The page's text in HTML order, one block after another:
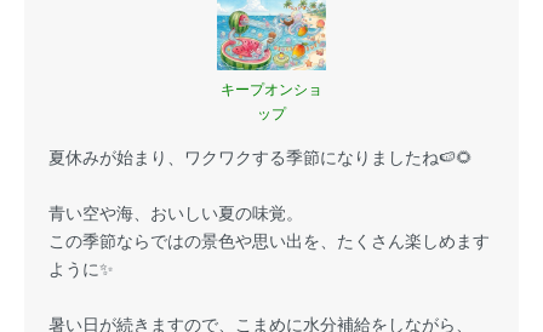
キープオンショ
ップ
夏休みが始まり、ワクワクする季節になりましたね🍉🌻
青い空や海、おいしい夏の味覚。
この季節ならではの景色や思い出を、たくさん楽しめます
ように✨
暑い日が続きますので、こまめに水分補給をしながら、